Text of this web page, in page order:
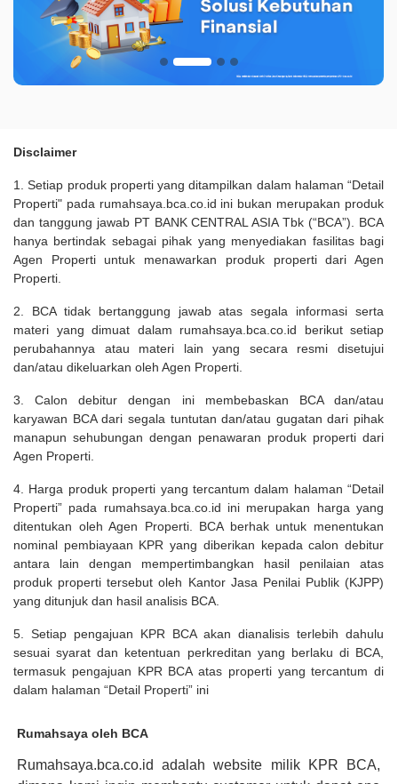
Disclaimer
1. Setiap produk properti yang ditampilkan dalam halaman “Detail
Properti" pada rumahsaya.bca.co.id ini bukan merupakan produk
dan tanggung jawab PT BANK CENTRAL ASIA Tbk (“BCA”). BCA
hanya bertindak sebagai pihak yang menyediakan fasilitas bagi
Agen Properti untuk menawarkan produk properti dari Agen
Properti.
2. BCA tidak bertanggung jawab atas segala informasi serta
materi yang dimuat dalam rumahsaya.bca.co.id berikut setiap
perubahannya atau materi lain yang secara resmi disetujui
dan/atau dikeluarkan oleh Agen Properti.
3. Calon debitur dengan ini membebaskan BCA dan/atau
karyawan BCA dari segala tuntutan dan/atau gugatan dari pihak
manapun sehubungan dengan penawaran produk properti dari
Agen Properti.
4. Harga produk properti yang tercantum dalam halaman “Detail
Properti” pada rumahsaya.bca.co.id ini merupakan harga yang
ditentukan oleh Agen Properti. BCA berhak untuk menentukan
nominal pembiayaan KPR yang diberikan kepada calon debitur
antara lain dengan mempertimbangkan hasil penilaian atas
produk properti tersebut oleh Kantor Jasa Penilai Publik (KJPP)
yang ditunjuk dan hasil analisis BCA.
5. Setiap pengajuan KPR BCA akan dianalisis terlebih dahulu
sesuai syarat dan ketentuan perkreditan yang berlaku di BCA,
termasuk pengajuan KPR BCA atas properti yang tercantum di
dalam halaman “Detail Properti” ini
Rumahsaya oleh BCA
Rumahsaya.bca.co.id adalah website milik KPR BCA,